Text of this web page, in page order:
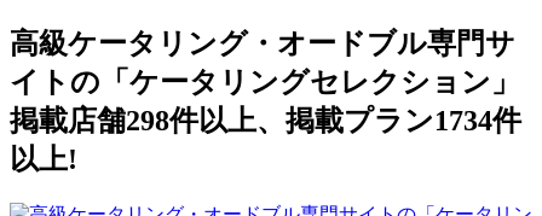
高級ケータリング・オードブル専門サ
イトの「ケータリングセレクション」
掲載店舗298件以上、掲載プラン1734件
以上!